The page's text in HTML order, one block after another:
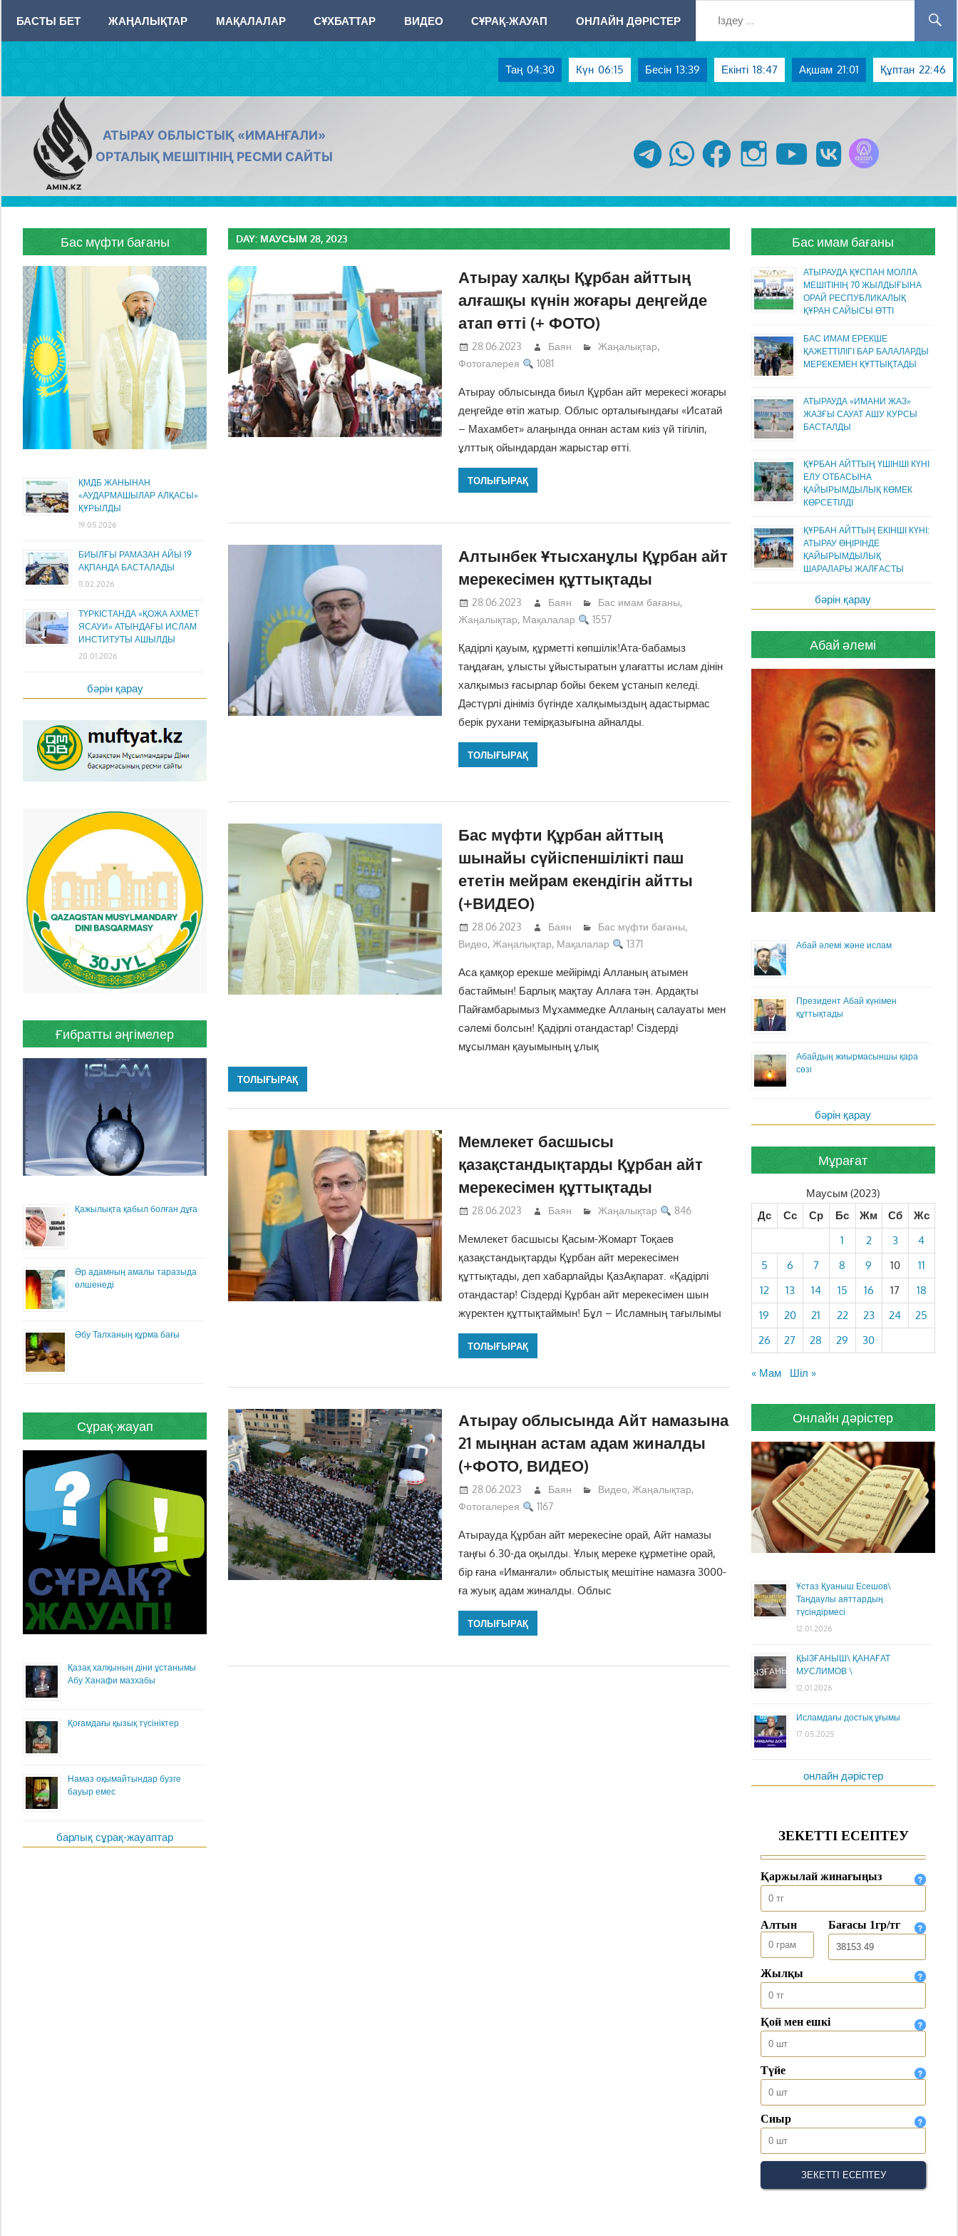
content
БАСТЫ БЕТ ЖАҢАЛЫҚТАР МАҚАЛАЛАР СҰХБАТТАР ВИДЕО СҰРАҚ-ЖАУАП ОНЛАЙН ДӘРІСТЕР
Таң 04:30 Күн 06:15 Бесін 13:39 Екінті 18:47 Ақшам 21:01 Құптан 22:46
AMIN.KZ
АТЫРАУ ОБЛЫСТЫҚ «ИМАНҒАЛИ»
ОРТАЛЫҚ МЕШІТІНІҢ РЕСМИ САЙТЫ
telegram whatsapp facebook instagram youtubevk
DAY: МАУСЫМ 28, 2023
Атырау халқы Құрбан айттың
алғашқы күнін жоғары деңгейде
атап өтті (+ ФОТО)
28.06.2023 Баян Жаңалықтар,
Фотогалерея
1081
Атырау облысында биыл Құрбан айт мерекесі жоғары
деңгейде өтіп жатыр. Облыс орталығындағы «Исатай
– Махамбет» алаңында оннан астам киіз үй тігіліп,
ұлттық ойындардан жарыстар өтті.
ТОЛЫҒЫРАҚ
Алтынбек Ұтысханұлы Құрбан айт
мерекесімен құттықтады
28.06.2023 Баян Бас имам бағаны,
Жаңалықтар, Мақалалар 1557
Қадірлі қауым, құрметті көпшілік!Ата-бабамыз
таңдаған, ұлысты ұйыстыратын ұлағатты ислам дінін
халқымыз ғасырлар бойы бекем ұстанып келеді.
Дәстүрлі дініміз бүгінде халқымыздың адастырмас
берік рухани темірқазығына айналды.
ТОЛЫҒЫРАҚ
Бас мүфти Құрбан айттың
шынайы сүйіспеншілікті паш
ететін мейрам екендігін айтты
(+ВИДЕО)
28.06.2023 Баян Бас мүфти бағаны,
Видео, Жаңалықтар, Мақалалар 1371
Аса қамқор ерекше мейірімді Алланың атымен
бастаймын! Барлық мақтау Аллаға тән. Ардақты
Пайғамбарымыз Мұхаммедке Алланың салауаты мен
сәлемі болсын! Қадірлі отандастар! Сіздерді
мұсылман қауымының ұлық
ТОЛЫҒЫРАҚ
Мемлекет басшысы
қазақстандықтарды Құрбан айт
мерекесімен құттықтады
28.06.2023 Баян Жаңалықтар 846
Мемлекет басшысы Қасым-Жомарт Тоқаев
қазақстандықтарды Құрбан айт мерекесімен
құттықтады, деп хабарлайды ҚазАқпарат. «Қадірлі
отандастар! Сіздерді Құрбан айт мерекесімен шын
жүректен құттықтаймын! Бұл – Исламның тағылымы
ТОЛЫҒЫРАҚ
Атырау облысында Айт намазына
21 мыңнан астам адам жиналды
(+ФОТО, ВИДЕО)
28.06.2023 Баян Видео, Жаңалықтар,
Фотогалерея
1167
Атырауда Құрбан айт мерекесіне орай, Айт намазы
таңғы 6.30-да оқылды. Ұлық мереке құрметіне орай,
бір ғана «Иманғали» облыстық мешітіне намазға 3000-
ға жуық адам жиналды. Облыс
ТОЛЫҒЫРАҚ
Бас мүфти бағаны
ҚМДБ ЖАНЫНАН
«АУДАРМАШЫЛАР АЛҚАСЫ»
ҚҰРЫЛДЫ
19.05.2026
БИЫЛҒЫ РАМАЗАН АЙЫ 19
АҚПАНДА БАСТАЛАДЫ
11.02.2026
ТҮРКІСТАНДА «ҚОЖА АХМЕТ
ЯСАУИ» АТЫНДАҒЫ ИСЛАМ
ИНСТИТУТЫ АШЫЛДЫ
20.01.2026
бәрін қарау
Ғибратты әңгімелер
Қажылықта қабыл болған дұға
Әр адамның амалы таразыда
өлшенеді
Әбу Талханың құрма бағы
Сұрақ-жауап
Қазақ халқының діни ұстанымы
Абу Ханафи мазхабы
Қоғамдағы қызық түсініктер
Намаз оқымайтындар бузге
бауыр емес
барлық сұрақ-жауаптар
Бас имам бағаны
АТЫРАУДА ҚҰСПАН МОЛЛА
МЕШІТІНІҢ 70 ЖЫЛДЫҒЫНА
ОРАЙ РЕСПУБЛИКАЛЫҚ
ҚҰРАН САЙЫСЫ ӨТТІ
БАС ИМАМ ЕРЕКШЕ
ҚАЖЕТТІЛІГІ БАР БАЛАЛАРДЫ
МЕРЕКЕМЕН ҚҰТТЫҚТАДЫ
АТЫРАУДА «ИМАНИ ЖАЗ»
ЖАЗҒЫ САУАТ АШУ КУРСЫ
БАСТАЛДЫ
ҚҰРБАН АЙТТЫҢ ҮШІНШІ КҮНІ
ЕЛУ ОТБАСЫНА
ҚАЙЫРЫМДЫЛЫҚ КӨМЕК
КӨРСЕТІЛДІ
ҚҰРБАН АЙТТЫҢ ЕКІНШІ КҮНІ:
АТЫРАУ ӨҢІРІНДЕ
ҚАЙЫРЫМДЫЛЫҚ
ШАРАЛАРЫ ЖАЛҒАСТЫ
бәрін қарау
Абай әлемі
Абай әлемі және ислам
Президент Абай күнімен
құттықтады
Абайдың жиырмасыншы қара
сөзі
бәрін қарау
Мұрағат
Маусым (2023)
Дс
Сс Ср Бс Жм Сб
Жс
1
2 3
4
5
6 7 8 9 10
11
12
13 14 15 16 17
18
19
20 21 22 23 24
25
26
27 28 29 30
« Мам Шіл »
Онлайн дәрістер
Ұстаз Қуаныш Есешов\
Таңдаулы аяттардың
түсіндірмесі
12.01.2026
ҚЫЗҒАНЫШ\ ҚАНАҒАТ
МУСЛИМОВ \
12.01.2026
Исламдағы достық ұғымы
17.05.2025
онлайн дәрістер